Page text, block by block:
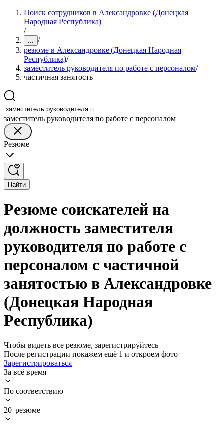
Поиск сотрудников в Александровке (Донецкая
Народная Республика)
/
... /
резюме в Александровке (Донецкая Народная
Республика)/
заместитель руководителя по работе с персоналом/
частичная занятость
заместитель руководителя по работе с персоналом
Резюме
Найти
Резюме соискателей на
должность заместителя
руководителя по работе с
персоналом с частичной
занятостью в Александровке
(Донецкая Народная
Республика)
Чтобы видеть все резюме, зарегистрируйтесь
После регистрации покажем ещё 1 и откроем фото
Зарегистрироваться
За всё время
По соответствию
20 резюме